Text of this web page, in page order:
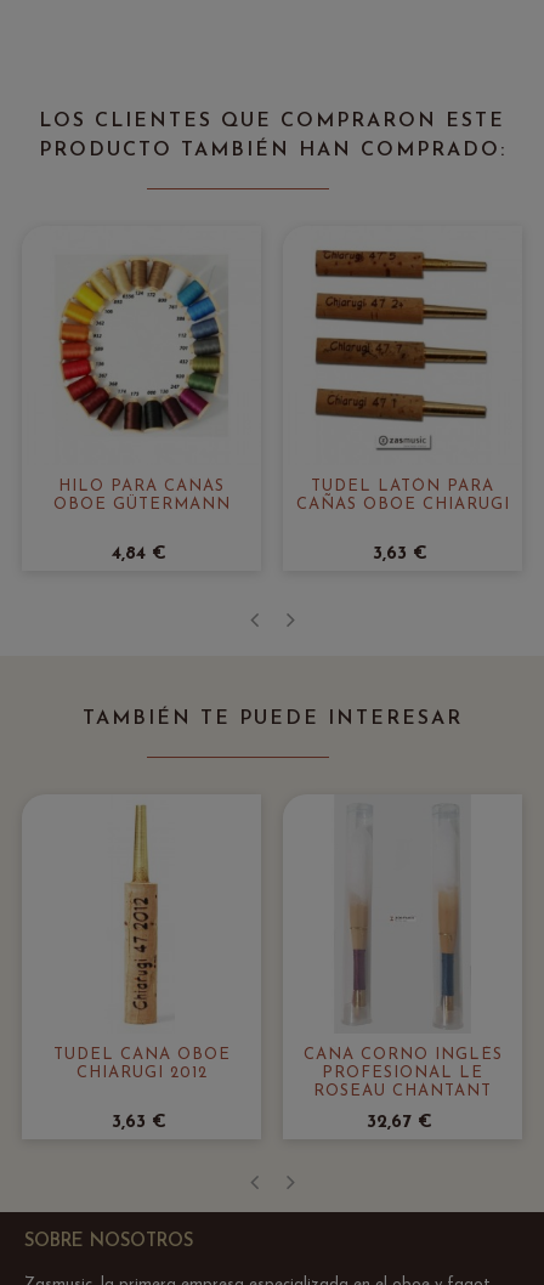
LOS CLIENTES QUE COMPRARON ESTE
PRODUCTO TAMBIÉN HAN COMPRADO:
HILO PARA CAÑAS
OBOE GÜTERMANN
4,84 €
TUDEL LATÓN PARA
CAÑAS OBOE CHIARUGI
3,63 €
TAMBIÉN TE PUEDE INTERESAR
TUDEL CAÑA OBOE
CHIARUGI 2012
3,63 €
CAÑA CORNO INGLÉS
PROFESIONAL LE
ROSEAU CHANTANT
32,67 €
SOBRE NOSOTROS